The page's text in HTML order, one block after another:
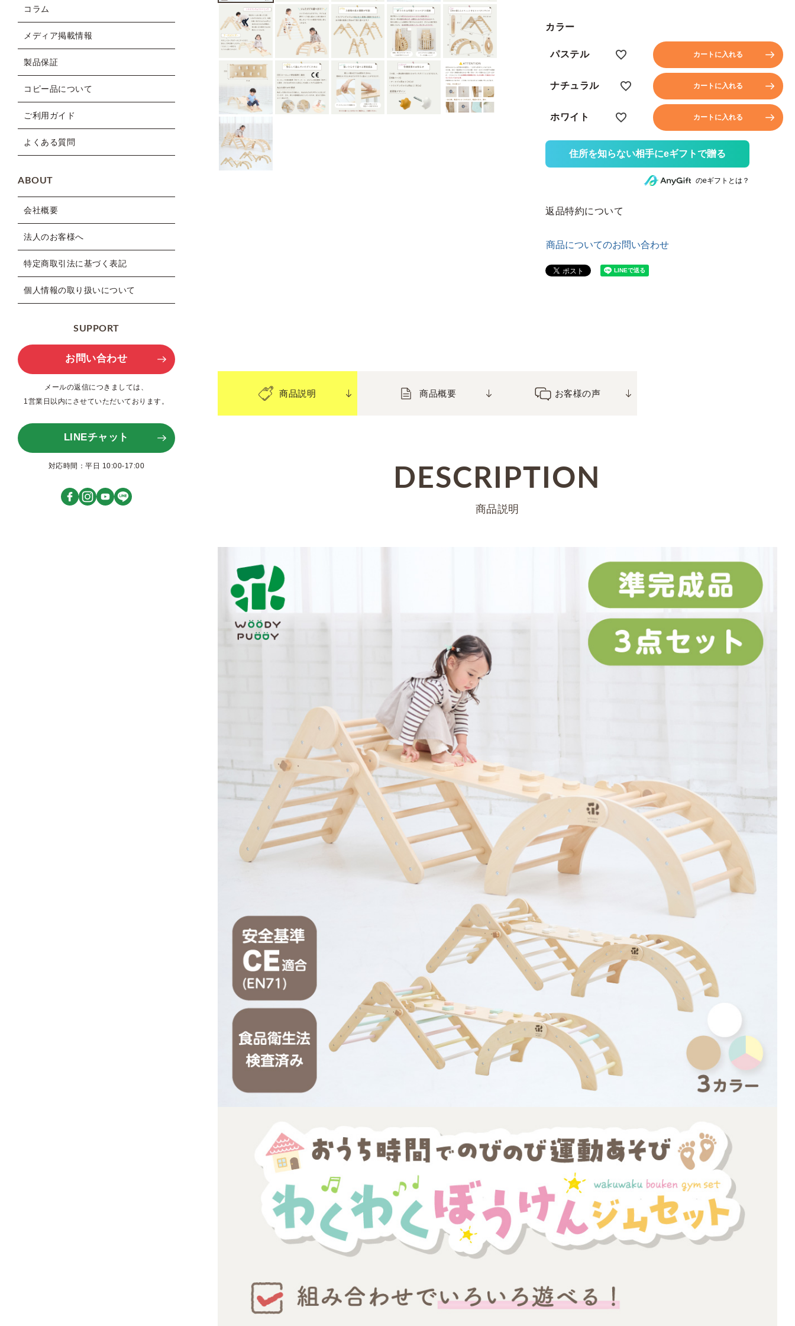
コラム
メディア掲載情報
製品保証
コピー品について
ご利用ガイド
よくある質問
ABOUT
会社概要
法人のお客様へ
特定商取引法に基づく表記
個人情報の取り扱いについて
SUPPORT
お問い合わせ
メールの返信につきましては、
1営業日以内にさせていただいております。
LINEチャット
対応時間：平日 10:00-17:00
カラー
パステル カートに入れる
ナチュラル カートに入れる
ホワイト カートに入れる
住所を知らない相手にeギフトで贈る
のeギフトとは？
返品特約について
商品についてのお問い合わせ
商品説明 商品概要 お客様の声
DESCRIPTION
商品説明